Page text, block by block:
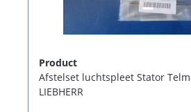
Product
Afstelset luchtspleet Stator
LIEBHERR